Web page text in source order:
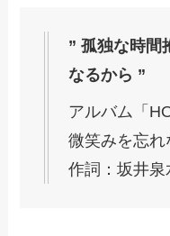
” 孤独な時
なるから ”
アルバム「
微笑みを忘れ
作詞：坂井